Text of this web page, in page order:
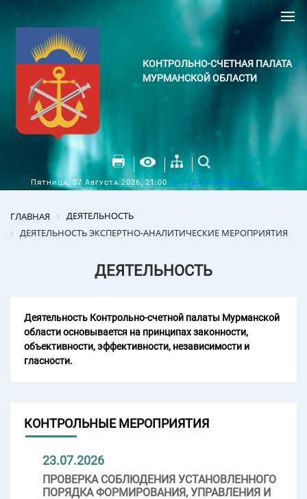
КОНТРОЛЬНО-СЧЕТНАЯ ПАЛАТА
МУРМАНСКОЙ ОБЛАСТИ
Пятница, 07 Августа 2026, 21:00 Погода в Мурманске
ГЛАВНАЯ
ДЕЯТЕЛЬНОСТЬ
ДЕЯТЕЛЬНОСТЬ ЭКСПЕРТНО-АНАЛИТИЧЕСКИЕ МЕРОПРИЯТИЯ
ДЕЯТЕЛЬНОСТЬ
Деятельность Контрольно-счетной палаты Мурманской
области основывается на принципах законности,
объективности, эффективности, независимости и
гласности.
КОНТРОЛЬНЫЕ МЕРОПРИЯТИЯ
23.07.2026
ПРОВЕРКА СОБЛЮДЕНИЯ УСТАНОВЛЕННОГО
ПОРЯДКА ФОРМИРОВАНИЯ, УПРАВЛЕНИЯ И